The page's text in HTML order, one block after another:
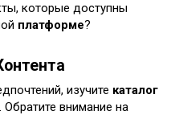
которые доступны
платформе?
изучите каталог
Обратите внимание на